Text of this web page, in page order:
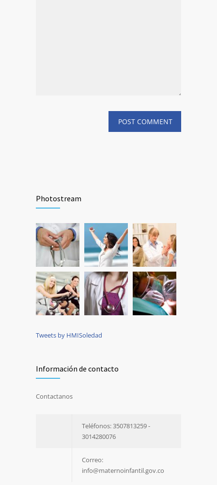
Photostream
Tweets by HMISoledad
Información de contacto
Contactanos
Teléfonos: 3507813259 -
3014280076
Correo:
info@maternoinfantil.gov.co